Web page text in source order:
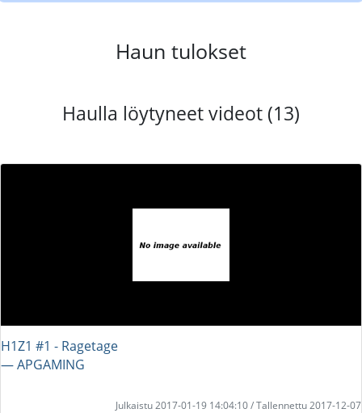
Haun tulokset
Haulla löytyneet videot (13)
H1Z1 #1 - Ragetage
― APGAMING
Julkaistu 2017-01-19 14:04:10 / Tallennettu 2017-12-07